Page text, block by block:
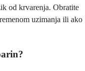
od krvarenja. Obratite
uzimanja ili ako